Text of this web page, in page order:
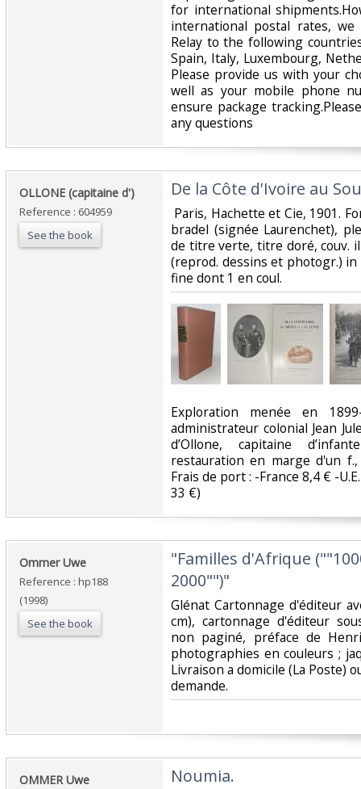
for international
international postal rates,
Relay to the following
Spain, Italy, Luxembourg,
Please provide us with your
well as your mobile phone
ensure package
any questions‎
‎OLLONE (capitaine d')‎
Reference : 604959
See the book
‎De la Côte d'Ivoire au
Paris, Hachette et Cie, 1901.
bradel (signée Laurenchet),
de titre verte, titre doré, couv.
(reprod. dessins et photogr.)
fine dont 1 en coul. ‎
‎Exploration menée en
administrateur colonial Jean
d’Ollone, capitaine
restauration en marge d'un
Frais de port : -France 8,4 € -
33 €) ‎
‎Ommer Uwe‎
Reference : hp188
(1998)
See the book
‎"Familles d'Afrique
2000"")"‎
‎Glénat Cartonnage d'éditeur
cm), cartonnage d'éditeur
non paginé, préface de
photographies en couleurs ;
Livraison a domicile (La Poste)
demande.‎
‎OMMER Uwe‎ ‎Noumia.‎